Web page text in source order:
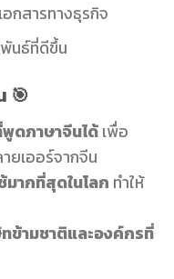
กสารทางธุรกิจ
พันธ์ที่ดีขึ้น
🎯
ดภาษาจีนได้เพื่อ
ยเออร์จากจีน
มากที่สุดในโลก ทำให้
ทข้ามชาติและองค์กรที่